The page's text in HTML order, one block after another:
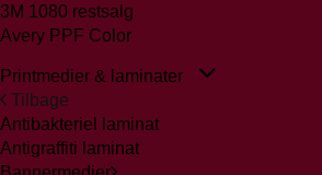
3M 1080 restsalg
Avery PPF Color
Printmedier & laminater
Tilbage
Antibakteriel laminat
Antigraffiti laminat